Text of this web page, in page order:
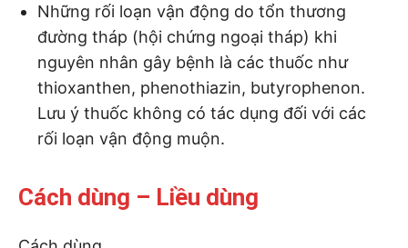
Những rối loạn vận động do tổn thương
đường tháp (hội chứng ngoại tháp) khi
nguyên nhân gây bệnh là các thuốc như
thioxanthen, phenothiazin, butyrophenon.
Lưu ý thuốc không có tác dụng đối với các
rối loạn vận động muộn.
Cách dùng – Liều dùng